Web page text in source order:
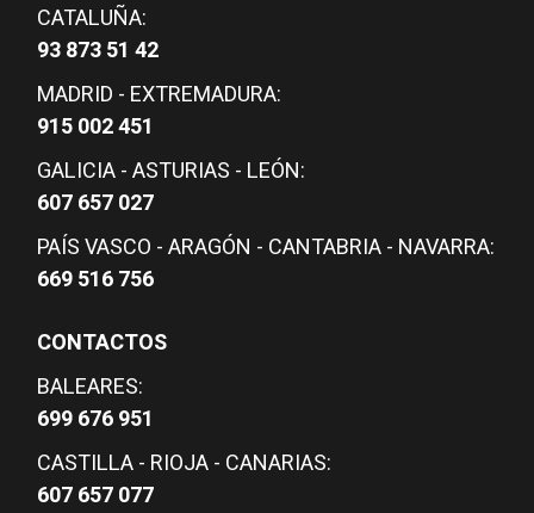
CATALUÑA:
93 873 51 42
MADRID - EXTREMADURA:
915 002 451
GALICIA - ASTURIAS - LEÓN:
607 657 027
PAÍS VASCO - ARAGÓN - CANTABRIA - NAVARRA:
669 516 756
CONTACTOS
BALEARES:
699 676 951
CASTILLA - RIOJA - CANARIAS:
607 657 077